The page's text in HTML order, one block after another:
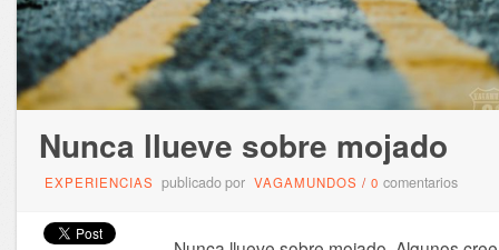
Nunca llueve sobre mojado
EXPERIENCIAS publicado por VAGAMUNDOS / 0 comentarios